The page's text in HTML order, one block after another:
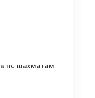
по шахматам